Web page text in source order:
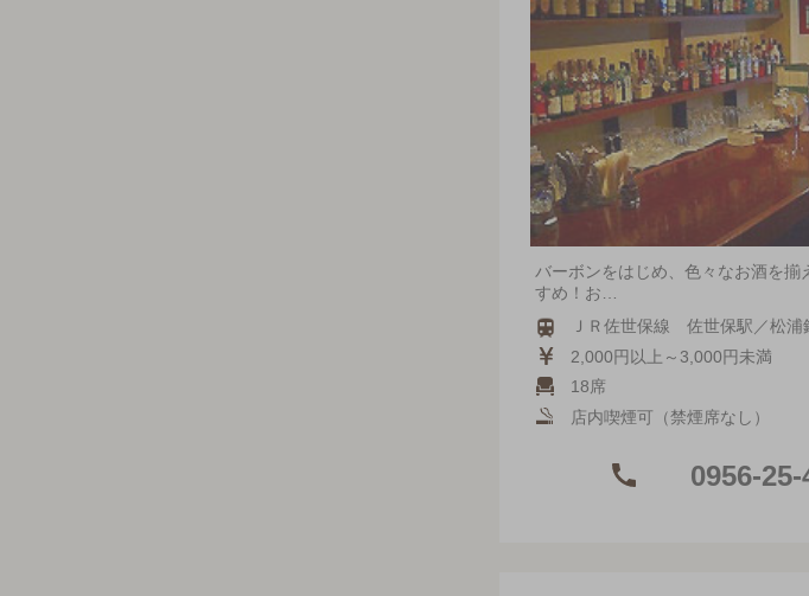
バーボンをはじめ、色々なお酒を
すめ！お…
ＪＲ佐世保線 佐世保駅／松
2,000円以上～3,000円未満
18席
店内喫煙可（禁煙席なし）
0956-25-